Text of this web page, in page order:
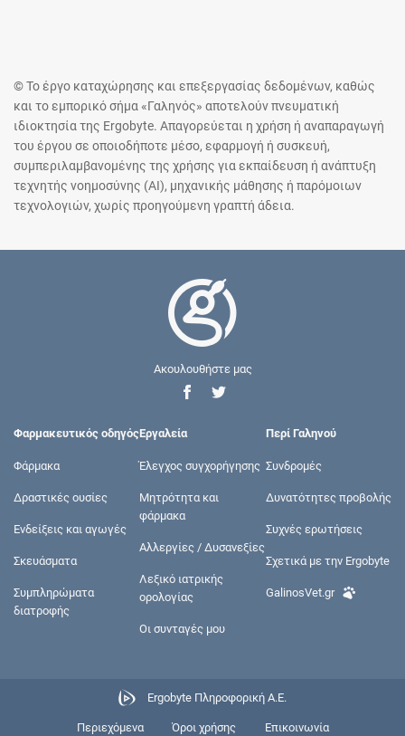
© Το έργο καταχώρησης και επεξεργασίας δεδομένων, καθώς
και το εμπορικό σήμα «Γαληνός» αποτελούν πνευματική
ιδιοκτησία της Ergobyte. Απαγορεύεται η χρήση ή αναπαραγωγή
του έργου σε οποιοδήποτε μέσο, εφαρμογή ή συσκευή,
συμπεριλαμβανομένης της χρήσης για εκπαίδευση ή ανάπτυξη
τεχνητής νοημοσύνης (AI), μηχανικής μάθησης ή παρόμοιων
τεχνολογιών, χωρίς προηγούμενη γραπτή άδεια.
Ακουλουθήστε μας
Φαρμακευτικός οδηγός
Φάρμακα
Δραστικές ουσίες
Ενδείξεις και αγωγές
Σκευάσματα
Συμπληρώματα
διατροφής
Εργαλεία
Έλεγχος συγχορήγησης
Μητρότητα και
φάρμακα
Αλλεργίες / Δυσανεξίες
Λεξικό ιατρικής
ορολογίας
Οι συνταγές μου
Περί Γαληνού
Συνδρομές
Δυνατότητες προβολής
Συχνές ερωτήσεις
Σχετικά με την Ergobyte
GalinosVet.gr
Ergobyte Πληροφορική Α.Ε.
Περιεχόμενα Όροι χρήσης Επικοινωνία